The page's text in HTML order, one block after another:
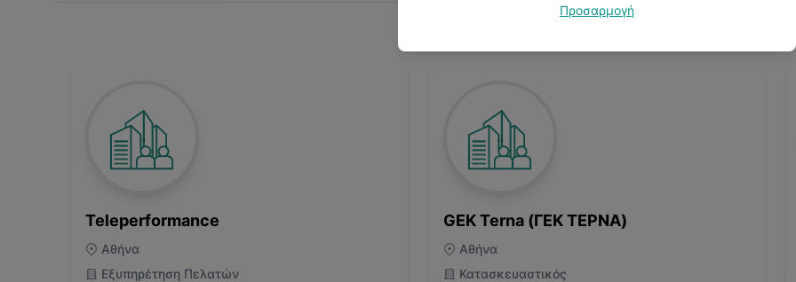
Teleperformance
Αθήνα
Εξυπηρέτηση Πελατών
GEK Terna (ΓΕΚ ΤΕΡΝΑ)
Αθήνα
Κατασκευαστικός
Προσαρμογή